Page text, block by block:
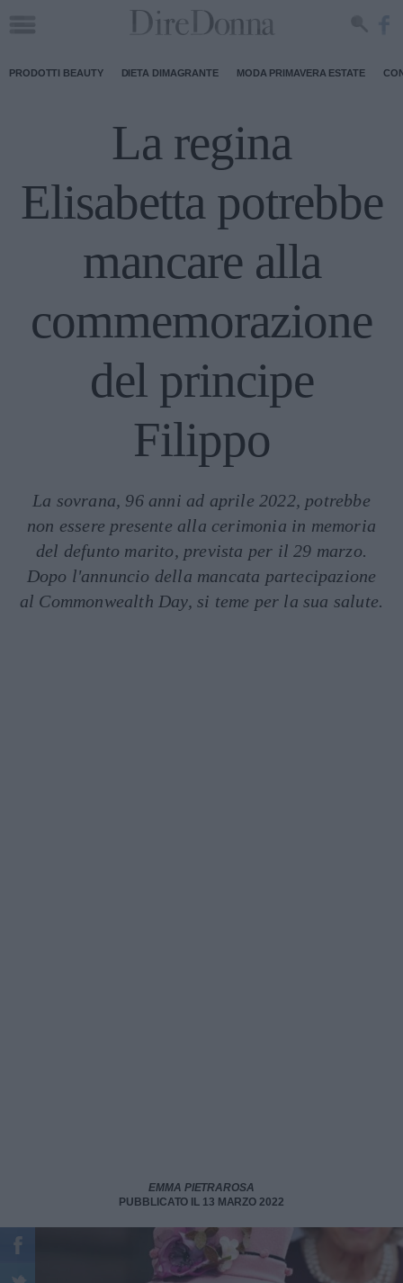
PRODOTTI BEAUTY DIETA DIMAGRANTE MODA PRIMAVERA ESTATE
La regina
Elisabetta potrebbe
mancare alla
commemorazione
del principe
Filippo
La sovrana, 96 anni ad aprile 2022, potrebbe
non essere presente alla cerimonia in memoria
del defunto marito, prevista per il 29 marzo.
Dopo l'annuncio della mancata partecipazione
al Commonwealth Day, si teme per la sua salute.
EMMA PIETRAROSA
PUBBLICATO IL 13 MARZO 2022